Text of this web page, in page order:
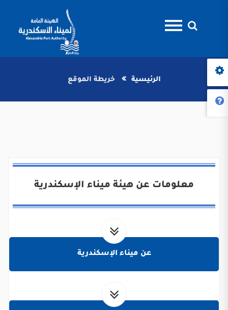
الرئيسية خريطة الموقع
معلومات عن هيئة ميناء الإسكندرية
عن ميناء الإسكندرية